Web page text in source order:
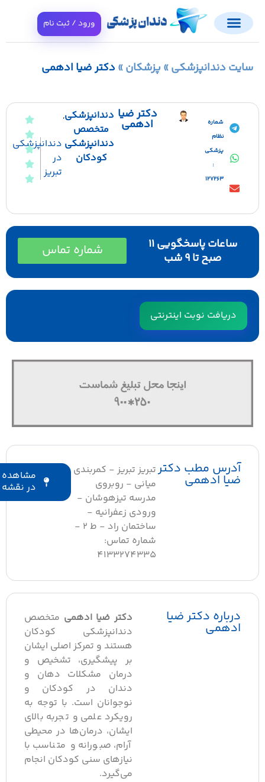
ورود / ثبت نام
دندانپزشکی»پزشکان»دکتر ضیا ادهمی
شماره
پزشکی
127263
دکتر ضیا
ادهمی
دندانپزشکی,
متخصص
دندانپزشکی
کودکان
دندانپزشکی
در
تبریز
ساعات پاسخگویی 11
صبح تا 9 شب
شماره تماس
دریافت نوبت اینترنتی
آدرس مطب دکتر
ضیا ادهمی
تبریز تبریز - کمربندی
میانی - روبروی
مدرسه تیزهوشان -
ورودی زعفرانیه -
ساختمان راد - ط 2 -
شماره تماس:
4133274335
مشاهده
در نقشه
درباره دکتر ضیا
ادهمی
دکتر ضیا ادهمیمتخصص
دندانپزشکی کودکان
هستند و تمرکز اصلی ایشان
بر پیشگیری، تشخیص و
درمان مشکلات دهان و
دندان در کودکان و
نوجوانان است. با توجه به
رویکرد علمی و تجربه بالای
ایشان، درمان‌ها در محیطی
آرام، صبورانه و متناسب با
نیازهای سنی کودکان انجام
می‌گیرد.